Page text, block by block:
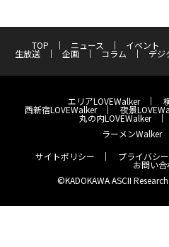
TOP ニュース イベント
生放送 企画 コラム デジ
エリアLOVEWalker
西新宿LOVEWalker 夜景
丸の内LOVEWalker
ラーメンWalker
サイトポリシー
プライバシ
お問い
©KADOKAWA ASCII